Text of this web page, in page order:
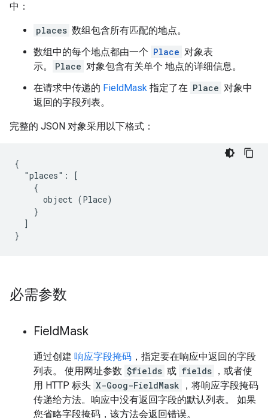
中：
places 数组包含所有匹配的地点。
数组中的每个地点都由一个 Place 对象表
示。
Place 对象包含有关单个 地点的详细信息。
在请求中传递的 FieldMask 指定了在 Place 对象中
返回的字段列表。
完整的 JSON 对象采用以下格式：
{
  "places": [
    {
      object (Place)
    }
  ]
}
必需参数
FieldMask
通过创建 响应字段掩码 ，指定要在响应中返回的字段
列表。 使用网址参数 $fields 或 fields ，或者使
用 HTTP 标头 X-Goog-FieldMask
，将响应字段掩码
传递给方法。响应中没有返回字段的默认列表。 如果
您省略字段掩码，该方法会返回错误。